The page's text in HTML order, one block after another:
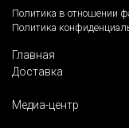
Политика в отношении
Политика
Главная
Доставка
Медиа-центр